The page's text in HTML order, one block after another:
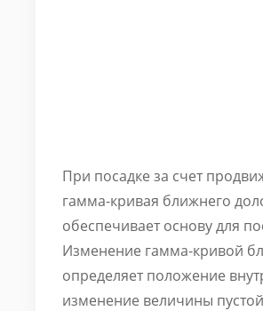
При посадке за счет
гамма-кривая ближнего
обеспечивает основу для
Изменение гамма-кривой
определяет положение
изменение величины